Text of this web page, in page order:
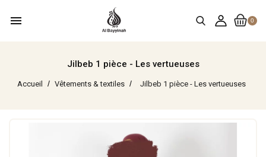
0
menu
Jilbeb 1 pièce - Les vertueuses
Accueil Vêtements & textiles Jilbeb 1 pièce - Les vertueuses